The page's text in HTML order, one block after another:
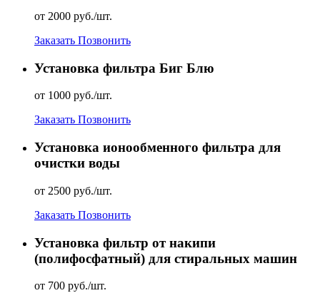
от 2000 руб./шт.
Заказать Позвонить
Установка фильтра Биг Блю
от 1000 руб./шт.
Заказать Позвонить
Установка ионообменного фильтра для
очистки воды
от 2500 руб./шт.
Заказать Позвонить
Установка фильтр от накипи
(полифосфатный) для стиральных машин
от 700 руб./шт.